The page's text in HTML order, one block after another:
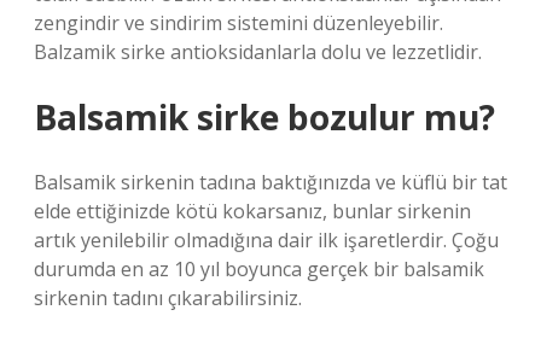
zengindir ve sindirim sistemini düzenleyebilir.
Balzamik sirke antioksidanlarla dolu ve lezzetlidir.
Balsamik sirke bozulur mu?
Balsamik sirkenin tadına baktığınızda ve küflü bir tat
elde ettiğinizde kötü kokarsanız, bunlar sirkenin
artık yenilebilir olmadığına dair ilk işaretlerdir. Çoğu
durumda en az 10 yıl boyunca gerçek bir balsamik
sirkenin tadını çıkarabilirsiniz.